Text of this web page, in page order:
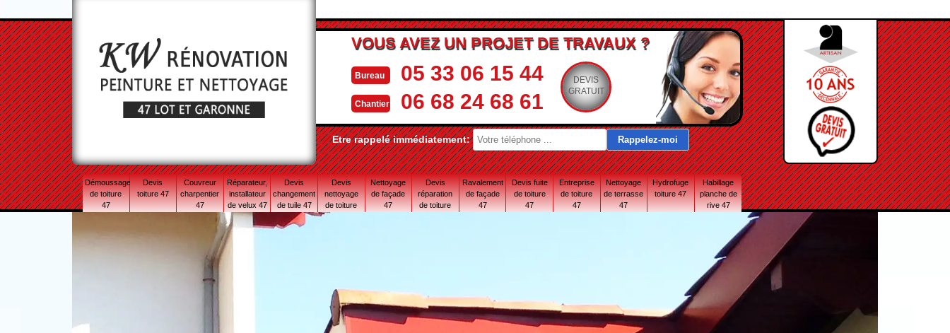
VOUS AVEZ UN PROJET DE TRAVAUX ?
Bureau 05 33 06 15 44
Chantier 06 68 24 68 61
DEVIS
GRATUIT
Etre rappelé immédiatement:
Démoussage
de toiture
47
Devis
toiture 47
Couvreur
charpentier
47
Réparateur,
installateur
de velux 47
Devis
changement
de tuile 47
Devis
nettoyage
de toiture
Nettoyage
de façade
47
Devis
réparation
de toiture
Ravalement
de façade
47
Devis fuite
de toiture
47
Entreprise
de toiture
47
Nettoyage
de terrasse
47
Hydrofuge
toiture 47
Habillage
planche de
rive 47